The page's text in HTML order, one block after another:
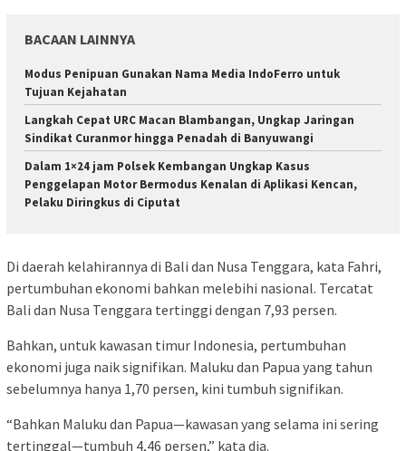
BACAAN LAINNYA
Modus Penipuan Gunakan Nama Media IndoFerro untuk
Tujuan Kejahatan
Langkah Cepat URC Macan Blambangan, Ungkap Jaringan
Sindikat Curanmor hingga Penadah di Banyuwangi
Dalam 1×24 jam Polsek Kembangan Ungkap Kasus
Penggelapan Motor Bermodus Kenalan di Aplikasi Kencan,
Pelaku Diringkus di Ciputat
Di daerah kelahirannya di Bali dan Nusa Tenggara, kata Fahri,
pertumbuhan ekonomi bahkan melebihi nasional. Tercatat
Bali dan Nusa Tenggara tertinggi dengan 7,93 persen.
Bahkan, untuk kawasan timur Indonesia, pertumbuhan
ekonomi juga naik signifikan. Maluku dan Papua yang tahun
sebelumnya hanya 1,70 persen, kini tumbuh signifikan.
“Bahkan Maluku dan Papua—kawasan yang selama ini sering
tertinggal—tumbuh 4,46 persen,” kata dia.